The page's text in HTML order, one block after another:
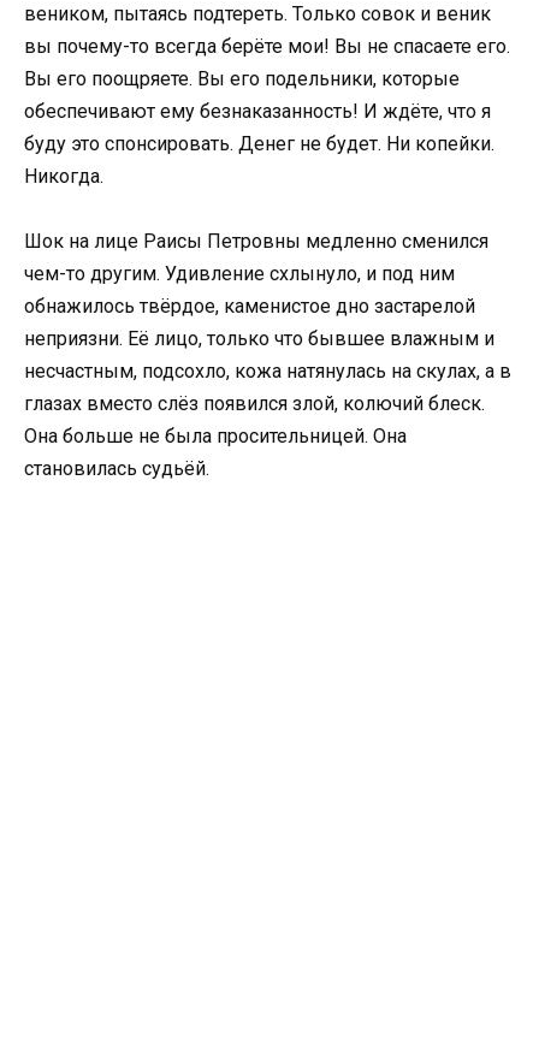
веником, пытаясь подтереть. Только совок и веник
вы почему-то всегда берёте мои! Вы не спасаете его.
Вы его поощряете. Вы его подельники, которые
обеспечивают ему безнаказанность! И ждёте, что я
буду это спонсировать. Денег не будет. Ни копейки.
Никогда.
Шок на лице Раисы Петровны медленно сменился
чем-то другим. Удивление схлынуло, и под ним
обнажилось твёрдое, каменистое дно застарелой
неприязни. Её лицо, только что бывшее влажным и
несчастным, подсохло, кожа натянулась на скулах, а в
глазах вместо слёз появился злой, колючий блеск.
Она больше не была просительницей. Она
становилась судьёй.